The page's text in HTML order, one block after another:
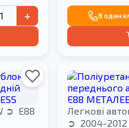
+ В один
E88
Легкові
2004-2012